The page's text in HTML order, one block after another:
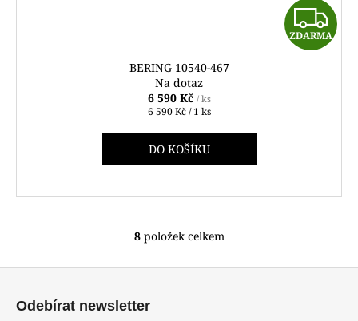
Z
D
ZDARMA
BERING 10540-467
Na dotaz
6 590 Kč / ks
Měrná
6 590 Kč / 1 ks
DO KOŠÍKU
O
8položek celkem
Odebírat newsletter